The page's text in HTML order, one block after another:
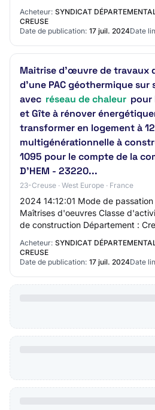
des candidatures (heure de Pa…
Acheteur: SYNDICAT
CREUSE
Date de publication: 17 juil. 2024Date
Maitrise d’œuvre de travaux
d’une PAC géothermique
avec réseau de chaleur pour
et Gîte à rénover
transformer en logement à
multigénérationnelle à
1095 pour le compte de la
D'HEM - 23220...
23-Creuse · West Europe · France
2024 14:12:01 Mode de
Maîtrises d'oeuvres Classe
de construction Département :
des candidatures (heure de Pa…
Acheteur: SYNDICAT
CREUSE
Date de publication: 17 juil. 2024Date